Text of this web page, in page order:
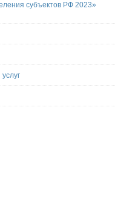
субъектов РФ 2023»